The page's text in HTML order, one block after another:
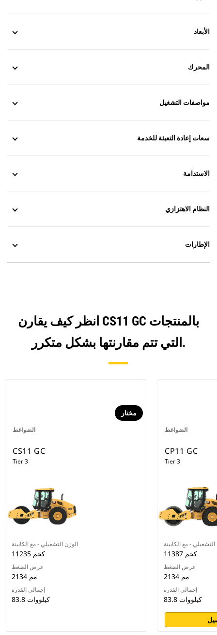
الأبعاد
المحرك
مواصفات التشغيل
سعات إعادة التعبئة للخدمة
الاستدامة
النظام الاهتزازي
الإطارات
انظر كيف يقارن CS11 GC بالمنتجات
التي تتم مقارنتها بشكل متكرر.
الضواغط
مختار
CS11 GC
Tier 3
الوزن التشغيلي - مع الكابينة
11235 كجم
عرض الضغط
2134 مم
إجمالي القدرة
83.8 كيلووات
الضواغط
CP11 GC
Tier 3
- مع الكابينة
11387 كجم
عرض الضغط
2134 مم
إجمالي القدرة
83.8 كيلووات